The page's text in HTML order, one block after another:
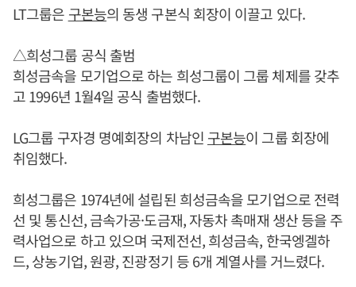
LT그룹은 구본능의 동생 구본식 회장이 이끌고 있다.
△희성그룹 공식 출범
희성금속을 모기업으로 하는 희성그룹이 그룹 체제를 갖추
고 1996년 1월4일 공식 출범했다.
LG그룹 구자경 명예회장의 차남인 구본능이 그룹 회장에
취임했다.
희성그룹은 1974년에 설립된 희성금속을 모기업으로 전력
선 및 통신선, 금속가공·도금재, 자동차 촉매재 생산 등을 주
력사업으로 하고 있으며 국제전선, 희성금속, 한국엥겔하
드, 상농기업, 원광, 진광정기 등 6개 계열사를 거느렸다.